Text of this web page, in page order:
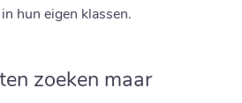
hun eigen klassen.
zoeken maar